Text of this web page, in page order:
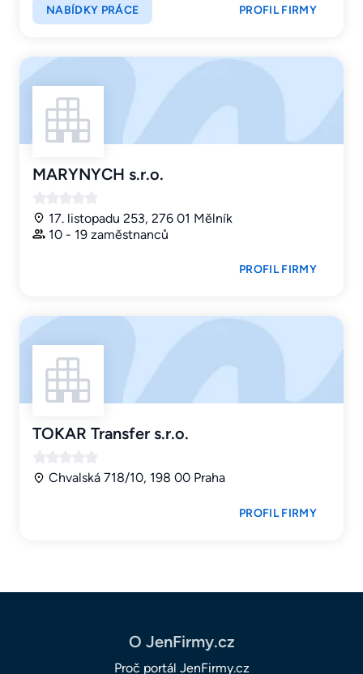
NABÍDKY PRÁCE PROFIL FIRMY
MARYNYCH s.r.o.
17. listopadu 253, 276 01 Mělník
10 - 19 zaměstnanců
PROFIL FIRMY
TOKAR Transfer s.r.o.
Chvalská 718/10, 198 00 Praha
PROFIL FIRMY
O JenFirmy.cz
Proč portál JenFirmy.cz